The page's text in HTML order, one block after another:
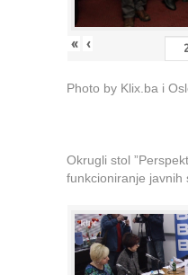
« ‹
Photo by Klix.ba i
Okrugli stol
funkcioniranje javnih